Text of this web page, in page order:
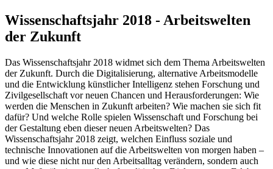
Wissenschaftsjahr 2018 - Arbeitswelten
der Zukunft
Das Wissenschaftsjahr 2018 widmet sich dem Thema Arbeitswelten
der Zukunft. Durch die Digitalisierung, alternative Arbeitsmodelle
und die Entwicklung künstlicher Intelligenz stehen Forschung und
Zivilgesellschaft vor neuen Chancen und Herausforderungen: Wie
werden die Menschen in Zukunft arbeiten? Wie machen sie sich fit
dafür? Und welche Rolle spielen Wissenschaft und Forschung bei
der Gestaltung eben dieser neuen Arbeitswelten? Das
Wissenschaftsjahr 2018 zeigt, welchen Einfluss soziale und
technische Innovationen auf die Arbeitswelten von morgen haben –
und wie diese nicht nur den Arbeitsalltag verändern, sondern auch